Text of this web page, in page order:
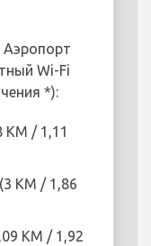
Wi-Fi
*):
KM / 1,11
(3 KM / 1,86
KM / 1,92